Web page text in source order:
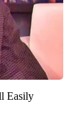
Easily